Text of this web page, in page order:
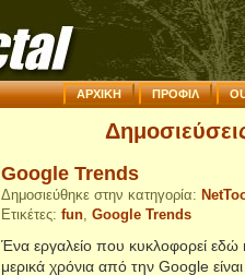
ΑΡΧΙΚΗ ΠΡΟΦΙΛ
Google Trends
Δημοσιεύθηκε στην κατηγορία:
Ετικέτες: fun, Google Trends
Ένα εργαλείο που κυκλοφορεί εδώ
μερικά χρόνια από την Google